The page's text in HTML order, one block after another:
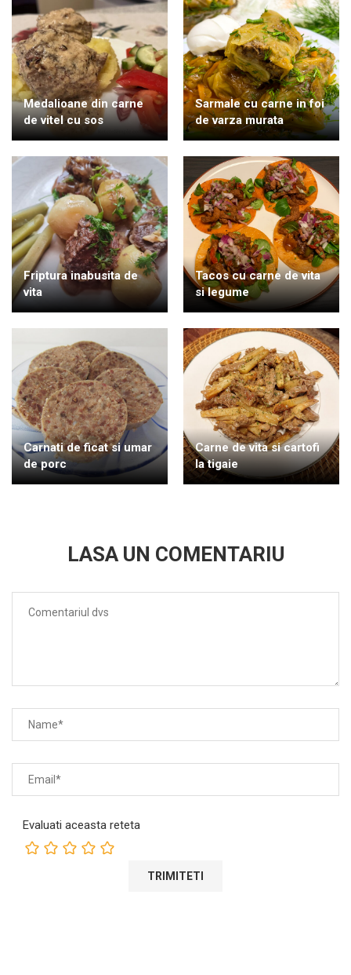
Medalioane din carne
de vitel cu sos
Sarmale cu carne in foi
de varza murata
Friptura inabusita de
vita
Tacos cu carne de vita
si legume
Carnati de ficat si umar
de porc
Carne de vita si cartofi
la tigaie
LASA UN COMENTARIU
Evaluati aceasta reteta